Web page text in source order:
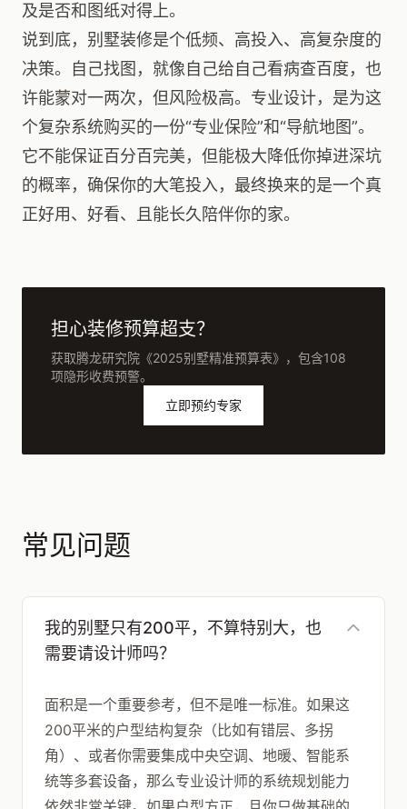
及是否和图纸对得上。
说到底，别墅装修是个低频、高投入、高复杂度的
决策。自己找图，就像自己给自己看病查百度，也
许能蒙对一两次，但风险极高。专业设计，是为这
个复杂系统购买的一份“专业保险”和“导航地图”。
它不能保证百分百完美，但能极大降低你掉进深坑
的概率，确保你的大笔投入，最终换来的是一个真
正好用、好看、且能长久陪伴你的家。
担心装修预算超支？
获取腾龙研究院《2025别墅精准预算表》，包含108
项隐形收费预警。
立即预约专家
常见问题
我的别墅只有200平，不算特别大，也
需要请设计师吗？
面积是一个重要参考，但不是唯一标准。如果这
200平米的户型结构复杂（比如有错层、多拐
角）、或者你需要集成中央空调、地暖、智能系
统等多套设备，那么专业设计师的系统规划能力